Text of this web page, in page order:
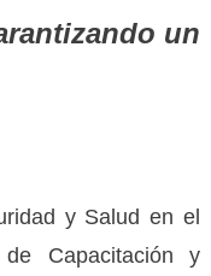
un
y Salud en el
Capacitación y